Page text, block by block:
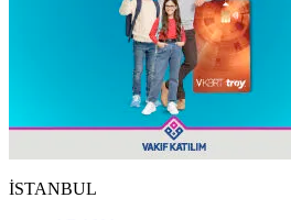
İSTANBUL